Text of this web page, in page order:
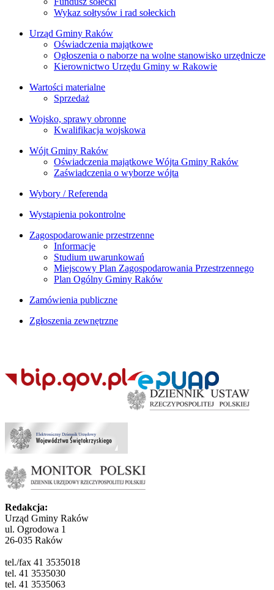
Wykaz sołtysów i rad sołeckich
Urząd Gminy Raków
Oświadczenia majątkowe
Ogłoszenia o naborze na wolne stanowisko urzędnicze
Kierownictwo Urzędu Gminy w Rakowie
Wartości materialne
Sprzedaż
Wojsko, sprawy obronne
Kwalifikacja wojskowa
Wójt Gminy Raków
Oświadczenia majątkowe Wójta Gminy Raków
Zaświadczenia o wyborze wójta
Wybory / Referenda
Wystąpienia pokontrolne
Zagospodarowanie przestrzenne
Informacje
Studium uwarunkowań
Miejscowy Plan Zagospodarowania Przestrzennego
Plan Ogólny Gminy Raków
Zamówienia publiczne
Zgłoszenia zewnętrzne
Redakcja:
Urząd Gminy Raków
ul. Ogrodowa 1
26-035 Raków
tel./fax 41 3535018
tel. 41 3535030
tel. 41 3535063